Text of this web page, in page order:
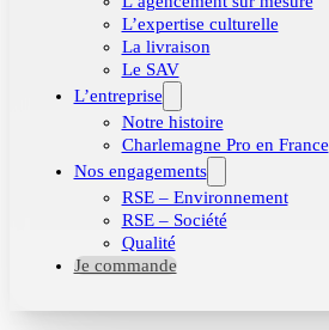
L’expertise culturelle
La livraison
Le SAV
L’entreprise
Notre histoire
Charlemagne Pro en France
Nos engagements
RSE – Environnement
RSE – Société
Qualité
Je commande